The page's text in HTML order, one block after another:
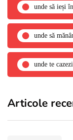
unde să ieși
unde să
unde te cazezi
Articole